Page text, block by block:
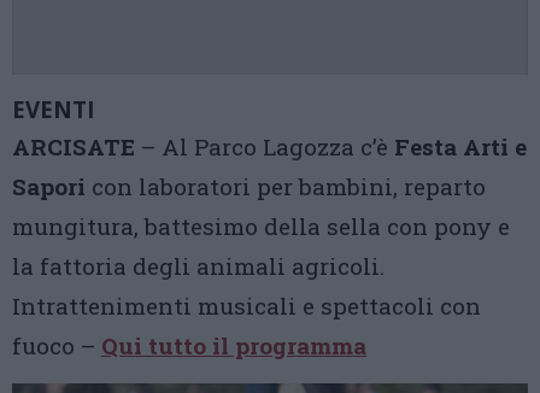
EVENTI
ARCISATE – Al Parco Lagozza c’è Festa Arti e
Sapori con laboratori per bambini, reparto
mungitura, battesimo della sella con pony e
la fattoria degli animali agricoli.
Intrattenimenti musicali e spettacoli con
fuoco – Qui tutto il programma